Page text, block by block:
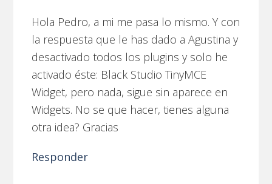
Hola Pedro, a mi me pasa lo mismo. Y con
la respuesta que le has dado a Agustina y
desactivado todos los plugins y solo he
activado éste: Black Studio TinyMCE
Widget, pero nada, sigue sin aparece en
Widgets. No se que hacer, tienes alguna
otra idea? Gracias
Responder